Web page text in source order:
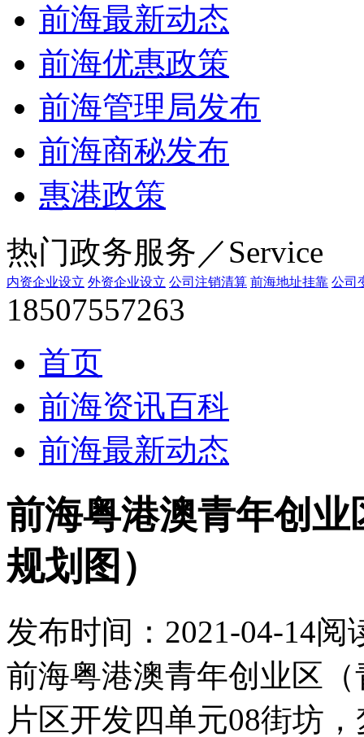
前海最新动态
前海优惠政策
前海管理局发布
前海商秘发布
惠港政策
热门政务服务／Service
内资企业设立 外资企业设立 公司注销清算 前海地址挂靠 公司
18507557263
首页
前海资讯百科
前海最新动态
前海粤港澳青年创业
规划图）
发布时间：2021-04-14阅
前海粤港澳青年创业区
片区开发四单元08街坊